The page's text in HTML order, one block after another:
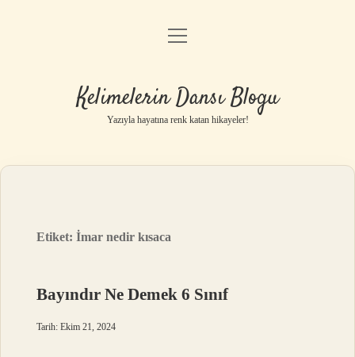
Anasayfa
Yasal Uyarı
menüyü
Kelimelerin Dansı Blogu
Yazıyla hayatına renk katan hikayeler!
Etiket:İmar nedir kısaca
Bayındır Ne Demek 6 Sınıf
Tarih: Ekim 21, 2024